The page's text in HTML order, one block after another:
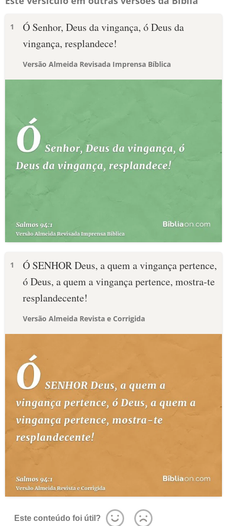
1
Ó Senhor, Deus da vingança, ó Deus da
vingança, resplandece!
Versão Almeida Revisada Imprensa Bíblica
1
Ó SENHOR Deus, a quem a vingança pertence,
ó Deus, a quem a vingança pertence, mostra-te
resplandecente!
Versão Almeida Revista e Corrigida
Este conteúdo foi útil?